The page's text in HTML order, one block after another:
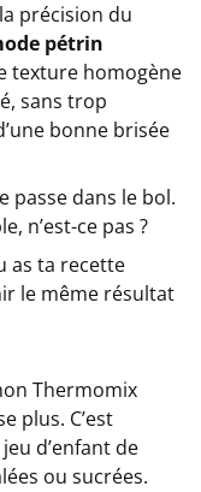
précision du
pétrin
texture homogène
sans trop
bonne brisée
passe dans le bol.
n’est-ce pas ?
as ta recette
le même résultat
Thermomix
plus. C’est
d’enfant de
ou sucrées.